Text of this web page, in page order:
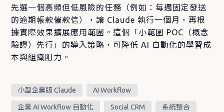
先選一個高頻但低風險的任務（例如：每週固定發送
的逾期帳款催款信），讓 Claude 執行一個月，再根
據實際效果擴展應用範圍。這個「小範圍 POC（概念
驗證）先行」的導入策略，可降低 AI 自動化的學習成
本與組織阻力。
小型企業版 Claude AI Workflow
企業 AI Workflow 自動化 Social CRM 系統整合